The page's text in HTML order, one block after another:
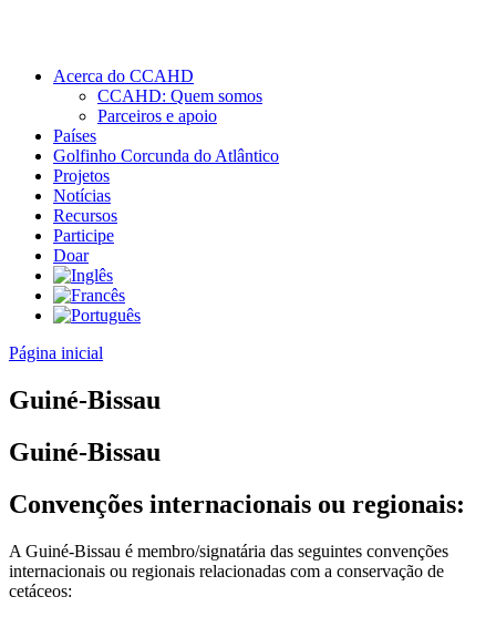
Acerca do CCAHD
CCAHD: Quem somos
Parceiros e apoio
Países
Golfinho Corcunda do Atlântico
Projetos
Notícias
Recursos
Participe
Doar
Página inicial
Guiné-Bissau
Guiné-Bissau
Convenções internacionais ou regionais:
A Guiné-Bissau é membro/signatária das seguintes convenções
internacionais ou regionais relacionadas com a conservação de
cetáceos: